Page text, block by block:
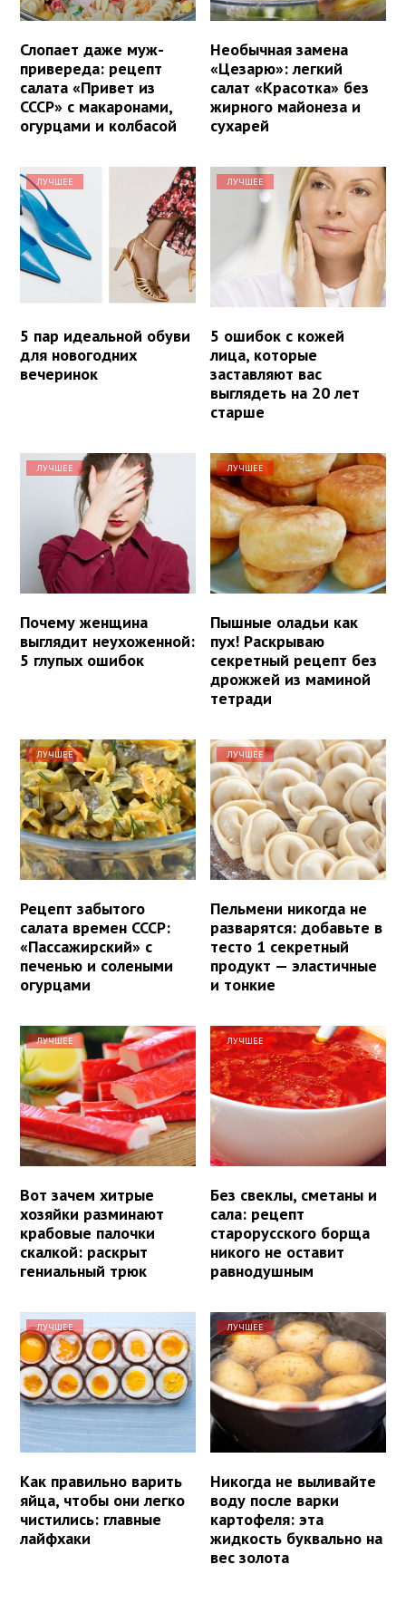
Слопает даже муж-
привереда: рецепт
салата «Привет из
СССР» с макаронами,
огурцами и колбасой
Необычная замена
«Цезарю»: легкий
салат «Красотка» без
жирного майонеза и
сухарей
ЛУЧШЕЕ
5 пар идеальной обуви
для новогодних
вечеринок
ЛУЧШЕЕ
5 ошибок с кожей
лица, которые
заставляют вас
выглядеть на 20 лет
старше
ЛУЧШЕЕ
Почему женщина
выглядит неухоженной:
5 глупых ошибок
ЛУЧШЕЕ
Пышные оладьи как
пух! Раскрываю
секретный рецепт без
дрожжей из маминой
тетради
ЛУЧШЕЕ
Рецепт забытого
салата времен СССР:
«Пассажирский» с
печенью и солеными
огурцами
ЛУЧШЕЕ
Пельмени никогда не
разварятся: добавьте в
тесто 1 секретный
продукт — эластичные
и тонкие
ЛУЧШЕЕ
Вот зачем хитрые
хозяйки разминают
крабовые палочки
скалкой: раскрыт
гениальный трюк
ЛУЧШЕЕ
Без свеклы, сметаны и
сала: рецепт
старорусского борща
никого не оставит
равнодушным
ЛУЧШЕЕ
Как правильно варить
яйца, чтобы они легко
чистились: главные
лайфхаки
ЛУЧШЕЕ
Никогда не выливайте
воду после варки
картофеля: эта
жидкость буквально на
вес золота